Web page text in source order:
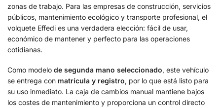
zonas de trabajo. Para las empresas de construcción, servicios
públicos, mantenimiento ecológico y transporte profesional, el
volquete Effedi es una verdadera elección: fácil de usar,
económico de mantener y perfecto para las operaciones
cotidianas.
Como modelo de segunda mano seleccionado, este vehículo
se entrega con matrícula y registro, por lo que está listo para
su uso inmediato. La caja de cambios manual mantiene bajos
los costes de mantenimiento y proporciona un control directo